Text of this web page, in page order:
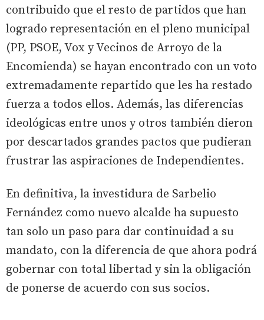
contribuido que el resto de partidos que han
logrado representación en el pleno municipal
(PP, PSOE, Vox y Vecinos de Arroyo de la
Encomienda) se hayan encontrado con un voto
extremadamente repartido que les ha restado
fuerza a todos ellos. Además, las diferencias
ideológicas entre unos y otros también dieron
por descartados grandes pactos que pudieran
frustrar las aspiraciones de Independientes.
En definitiva, la investidura de Sarbelio
Fernández como nuevo alcalde ha supuesto
tan solo un paso para dar continuidad a su
mandato, con la diferencia de que ahora podrá
gobernar con total libertad y sin la obligación
de ponerse de acuerdo con sus socios.